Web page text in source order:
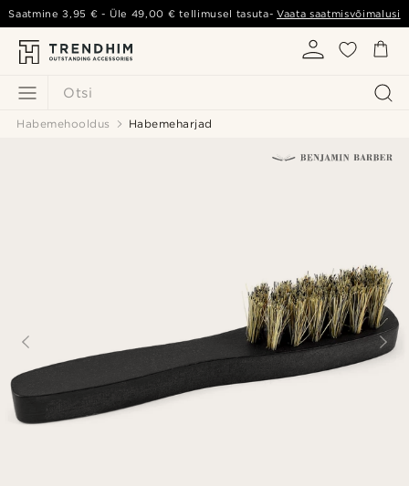
Otsi
Saatmine3,95 € - Üle 49,00 € tellimusel tasuta-Vaata saatmisvõimalusi
Habemehooldus Habemeharjad